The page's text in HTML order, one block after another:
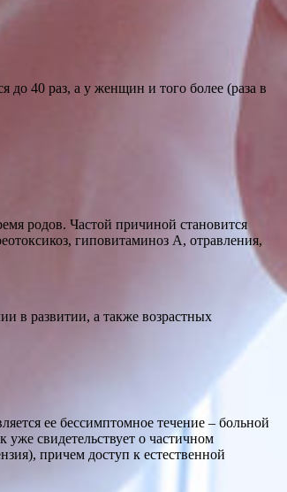
до 40 раз, а у женщин и того более (раза в
родов. Частой причиной становится
гиповитаминоз А, отравления,
в развитии, а также возрастных
ее бессимптомное течение – больной
свидетельствует о частичном
причем доступ к естественной